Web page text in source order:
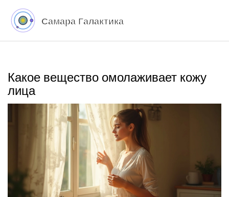
Какое вещество омолаживает кожу
лица